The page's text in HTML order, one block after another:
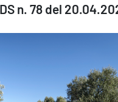
n. 78 del